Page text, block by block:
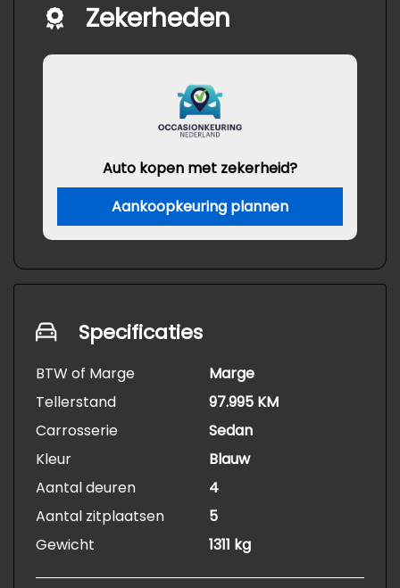
Zekerheden
Auto kopen met zekerheid?
Aankoopkeuring plannen
Specificaties
BTW of Marge
Marge
Tellerstand
97.995 KM
Carrosserie
Sedan
Kleur
Blauw
Aantal deuren
4
Aantal zitplaatsen
5
Gewicht
1311 kg